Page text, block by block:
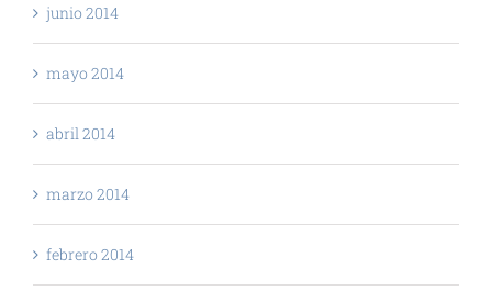
junio 2014
mayo 2014
abril 2014
marzo 2014
febrero 2014